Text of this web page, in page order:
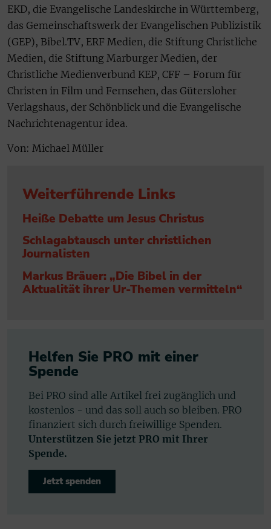
EKD, die Evangelische Landeskirche in Württemberg,
das Gemeinschaftswerk der Evangelischen Publizistik
(GEP), Bibel.TV, ERF Medien, die Stiftung Christliche
Medien, die Stiftung Marburger Medien, der
Christliche Medienverbund KEP, CFF – Forum für
Christen in Film und Fernsehen, das Gütersloher
Verlagshaus, der Schönblick und die Evangelische
Nachrichtenagentur idea.
Von: Michael Müller
Weiterführende Links
Heiße Debatte um Jesus Christus
Schlagabtausch unter christlichen
Journalisten
Markus Bräuer: „Die Bibel in der
Aktualität ihrer Ur-Themen vermitteln“
Helfen Sie PRO mit einer
Spende
Bei PRO sind alle Artikel frei zugänglich und
kostenlos - und das soll auch so bleiben. PRO
finanziert sich durch freiwillige Spenden.
Unterstützen Sie jetzt PRO mit Ihrer
Spende.
Jetzt spenden